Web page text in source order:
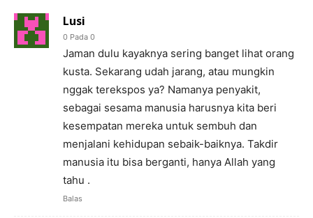
Lusi
0 Pada 0
Jaman dulu kayaknya sering banget lihat orang
kusta. Sekarang udah jarang, atau mungkin
nggak terekspos ya? Namanya penyakit,
sebagai sesama manusia harusnya kita beri
kesempatan mereka untuk sembuh dan
menjalani kehidupan sebaik-baiknya. Takdir
manusia itu bisa berganti, hanya Allah yang
tahu .
Balas